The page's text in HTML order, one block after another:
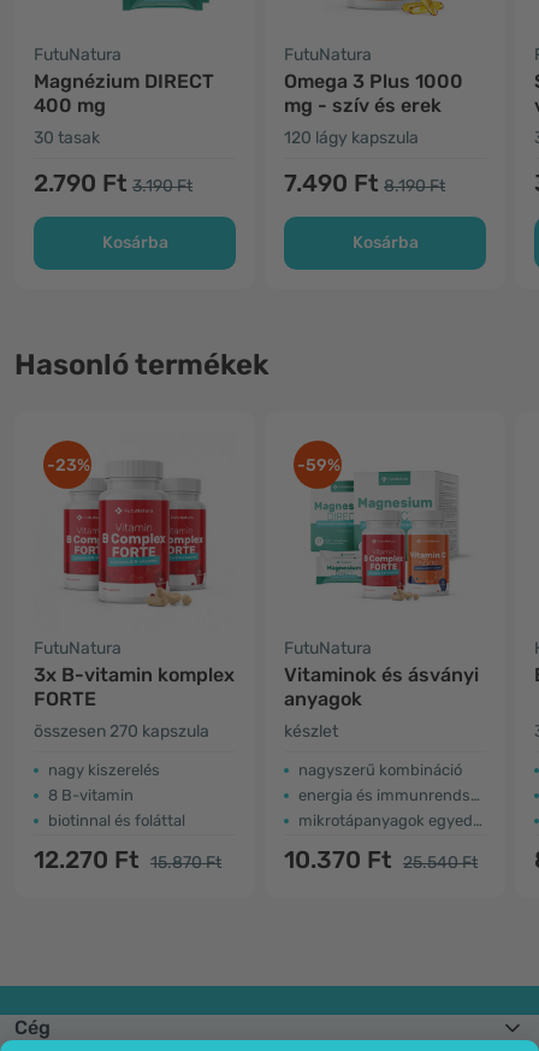
FutuNatura
Magnézium DIRECT
400 mg
30 tasak
2.790 Ft 3.190 Ft
Kosárba
FutuNatura
Omega 3 Plus 1000
mg - szív és erek
120 lágy kapszula
7.490 Ft 8.190 Ft
Kosárba
Hasonló termékek
-23%
FutuNatura
3x B-vitamin komplex
FORTE
összesen 270 kapszula
nagy kiszerelés
8 B-vitamin
biotinnal és foláttal
12.270 Ft 15.870 Ft
-59%
FutuNatura
Vitaminok és ásványi
anyagok
készlet
nagyszerű kombináció
energia és immunrendszer
mikrotápanyagok egyedülálló kombinációja
10.370 Ft 25.540 Ft
Cég